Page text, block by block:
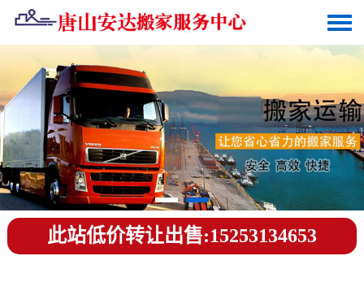
此站低价转让出售:15253134653